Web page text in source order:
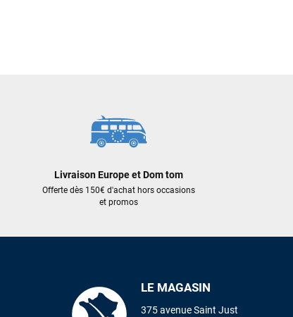
Livraison Europe et Dom tom
Offerte dès 150€ d'achat hors occasions
et promos
LE MAGASIN
375 avenue Saint Just